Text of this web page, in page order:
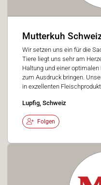
Mutterkuh
Wir setzen uns ein für die
Tiere liegt uns sehr am
Haltung und einer
zum Ausdruck bringen.
in exzellenten
Lupfig, Schweiz
Folgen